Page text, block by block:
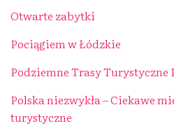
Otwarte zabytki
Pociągiem w Łódzkie
Podziemne Trasy Turystyczne
Polska niezwykła – Ciekawe
turystyczne